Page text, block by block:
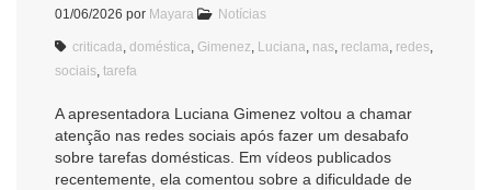
01/06/2026 por Mayara Notícias
criticada doméstica Gimenez Luciana nas reclama redes
sociais tarefa
A apresentadora Luciana Gimenez voltou a chamar
atenção nas redes sociais após fazer um desabafo
sobre tarefas domésticas. Em vídeos publicados
recentemente, ela comentou sobre a dificuldade de